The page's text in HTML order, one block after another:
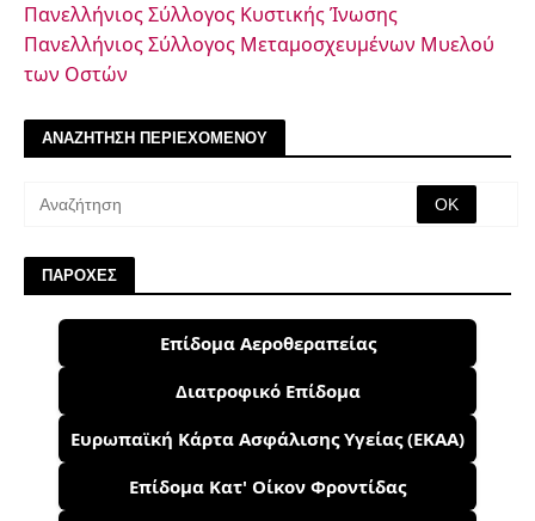
Πανελλήνιος Σύλλογος Κυστικής Ίνωσης
Πανελλήνιος Σύλλογος Μεταμοσχευμένων Μυελού
των Οστών
ΑΝΑΖΗΤΗΣΗ ΠΕΡΙΕΧΟΜΕΝΟΥ
ΠΑΡΟΧΕΣ
Επίδομα Αεροθεραπείας
Διατροφικό Επίδομα
Ευρωπαϊκή Κάρτα Ασφάλισης Υγείας (ΕΚΑΑ)
Επίδομα Κατ' Οίκον Φροντίδας